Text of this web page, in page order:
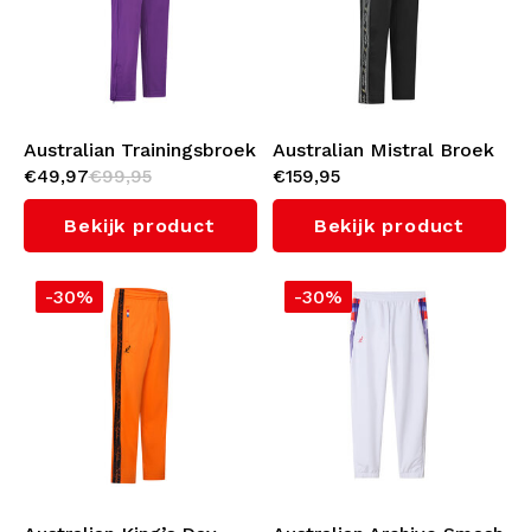
Australian Trainingsbroek
2.0 (Violet)
€49,97€99,95
Bekijk product
Australian Mistral Broek
(Black)
€159,95
Bekijk product
-30% -30%